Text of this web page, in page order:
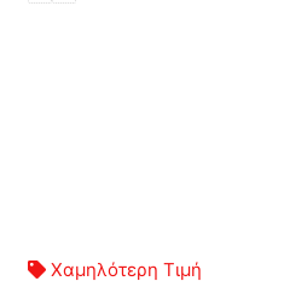
Χαμηλότερη Τιμή